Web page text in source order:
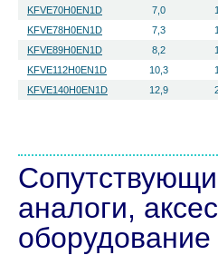
KFVE70H0EN1D
7,0
KFVE78H0EN1D
7,3
KFVE89H0EN1D
8,2
KFVE112H0EN1D
10,3
KFVE140H0EN1D
12,9
аналоги,
оборудование